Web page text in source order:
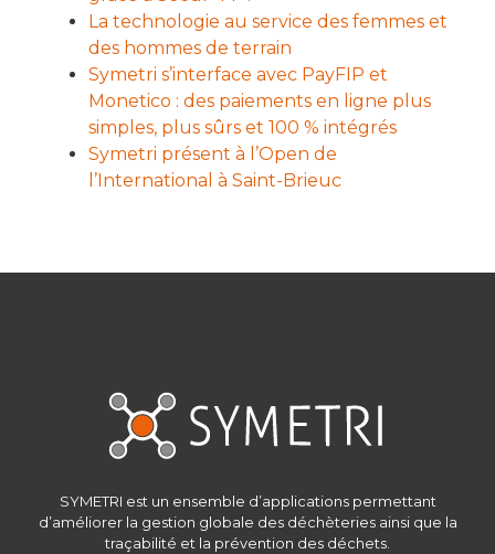
La technologie au service des femmes et
des hommes de terrain
Symetri s’interface avec PayFIP et
Monetico : des paiements en ligne plus
simples, plus sûrs et 100 % intégrés
Symetri présent à l’Open de
l’International à Saint-Brieuc
SYMETRI est un ensemble d’applications permettant
d’améliorer la gestion globale des déchèteries ainsi que la
traçabilité et la prévention des déchets.